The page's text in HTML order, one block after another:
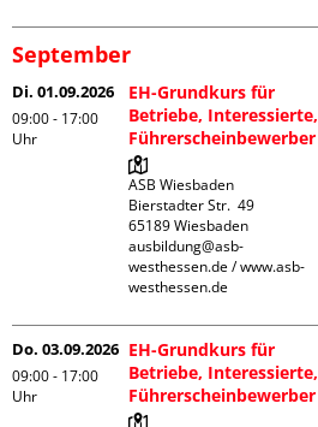
September
Di. 01.09.2026
09:00 - 17:00
Uhr
EH-Grundkurs für
Betriebe, Interessierte,
Führerscheinbewerber
ASB Wiesbaden
Bierstadter Str.  49
65189 Wiesbaden
ausbildung@asb-
westhessen.de / www.asb-
westhessen.de
Do. 03.09.2026
09:00 - 17:00
Uhr
EH-Grundkurs für
Betriebe, Interessierte,
Führerscheinbewerber